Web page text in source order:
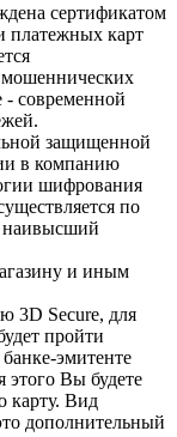
сертификатом
платежных карт
мошеннических
- современной
защищенной
в компанию
шифрования
по
наивысший
и иным
3D Secure, для
пройти
эмитенте
Вы будете
карту. Вид
дополнительный